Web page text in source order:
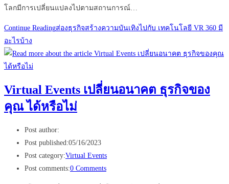
โลกมีการเปลี่ยนแปลงไปตามสถานการณ์…
Continue Readingส่องธุรกิจสร้างความบันเทิงไปกับ เทคโนโลยี VR 360 มี
อะไรบ้าง
Virtual Events เปลี่ยนอนาคต ธุรกิจของ
คุณ ได้หรือไม่
Post author:
Post published:05/16/2023
Post category:Virtual Events
Post comments:0 Comments